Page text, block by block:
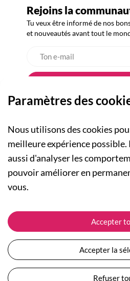
Rejoins la
Tu veux être informé de nos
et nouveautés avant tout le
A PROPOS
Qui sommes-nous ?
Actualités
Nos engagements
Plan du site
Devenir revendeur
NOS RUBRIQUES
Collection Femme
Collection Enfants
Les Totebags
Nos différents thèmes
ASSISTANCE
Suivre ma commande
Expédition et
Retour et
Moyens de paiement
Paramètres des
Nous utilisons des cookies
meilleure expérience
aussi d'analyser les
pouvoir améliorer en
vous.
Accepter
Accepter la
Refuser